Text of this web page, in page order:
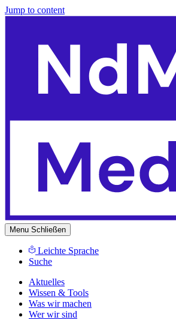
Jump to content
Menu Schließen
Leichte Sprache
Suche
Aktuelles
Wissen & Tools
Was wir machen
Wer wir sind